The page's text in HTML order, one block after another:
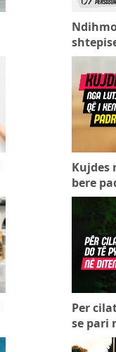
Kujdes
bere
Per
se pari